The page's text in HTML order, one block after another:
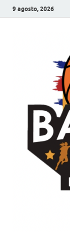
9 agosto, 2026